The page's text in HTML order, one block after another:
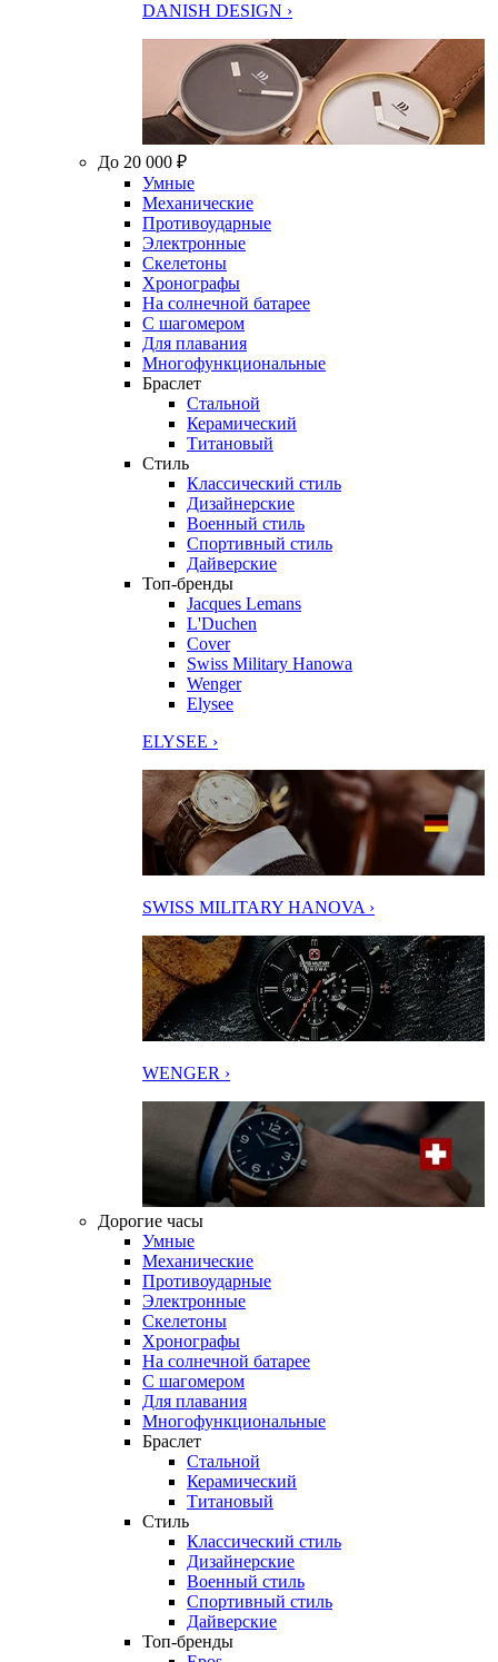
DANISH DESIGN ›
До 20 000 ₽
Умные
Механические
Противоударные
Электронные
Скелетоны
Хронографы
На солнечной батарее
С шагомером
Для плавания
Многофункциональные
Браслет
Стальной
Керамический
Титановый
Стиль
Классический стиль
Дизайнерские
Военный стиль
Спортивный стиль
Дайверские
Топ-бренды
Jacques Lemans
L'Duchen
Cover
Swiss Military Hanowa
Wenger
Elysee
ELYSEE ›
SWISS MILITARY HANOVA ›
WENGER ›
Дорогие часы
Умные
Механические
Противоударные
Электронные
Скелетоны
Хронографы
На солнечной батарее
С шагомером
Для плавания
Многофункциональные
Браслет
Стальной
Керамический
Титановый
Стиль
Классический стиль
Дизайнерские
Военный стиль
Спортивный стиль
Дайверские
Топ-бренды